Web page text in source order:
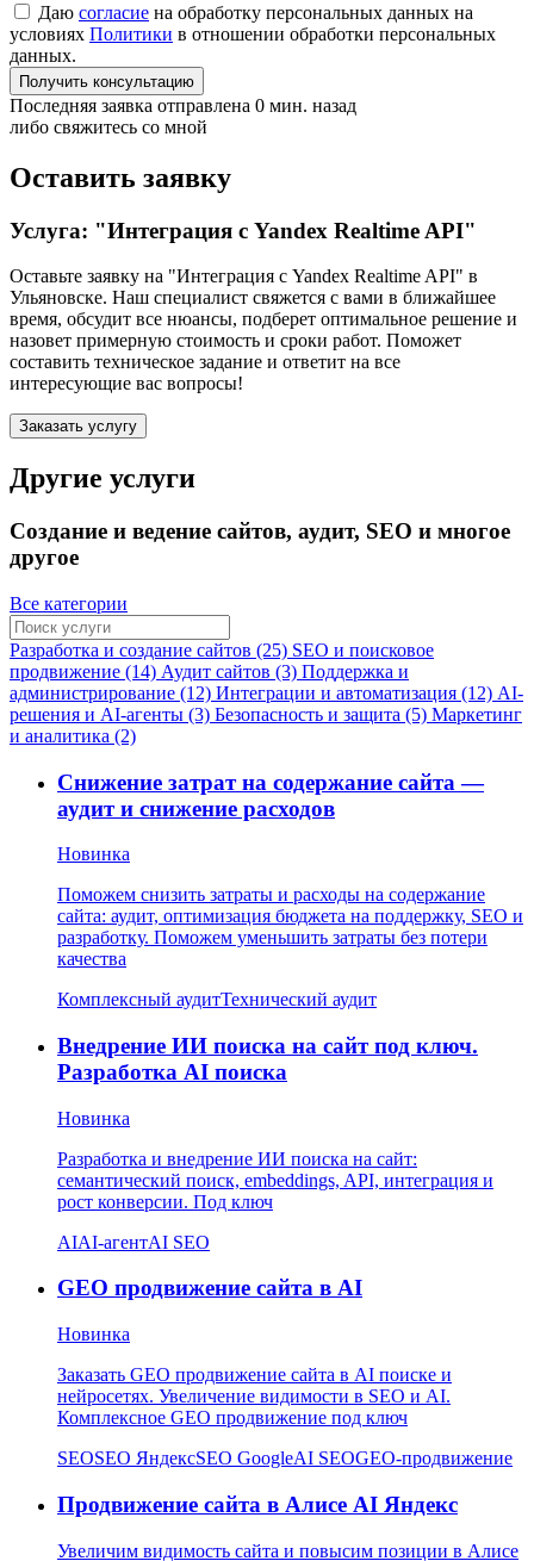
Даю согласие на обработку персональных данных на
условиях Политики в отношении обработки персональных
данных.
Получить консультацию
Последняя заявка отправлена 0 мин. назад
либо свяжитесь со мной
Оставить заявку
Услуга: "Интеграция с Yandex Realtime API"
Оставьте заявку на "Интеграция с Yandex Realtime API" в
Ульяновске. Наш специалист свяжется с вами в ближайшее
время, обсудит все нюансы, подберет оптимальное решение и
назовет примерную стоимость и сроки работ. Поможет
составить техническое задание и ответит на все
интересующие вас вопросы!
Заказать услугу
Другие услуги
Создание и ведение сайтов, аудит, SEO и многое
другое
Все категории
Разработка и создание сайтов (25) SEO и поисковое
продвижение (14) Аудит сайтов (3) Поддержка и
администрирование (12) Интеграции и автоматизация (12) AI-
решения и AI-агенты (3) Безопасность и защита (5) Маркетинг
и аналитика (2)
Снижение затрат на содержание сайта —
аудит и снижение расходов
Новинка
Поможем снизить затраты и расходы на содержание
сайта: аудит, оптимизация бюджета на поддержку, SEO и
разработку. Поможем уменьшить затраты без потери
качества
Комплексный аудитТехнический аудит
Внедрение ИИ поиска на сайт под ключ.
Разработка AI поиска
Новинка
Разработка и внедрение ИИ поиска на сайт:
семантический поиск, embeddings, API, интеграция и
рост конверсии. Под ключ
AIAI-агентAI SEO
GEO продвижение сайта в AI
Новинка
Заказать GEO продвижение сайта в AI поиске и
нейросетях. Увеличение видимости в SEO и AI.
Комплексное GEO продвижение под ключ
SEOSEO ЯндексSEO GoogleAI SEOGEO-продвижение
Продвижение сайта в Алисе AI Яндекс
Увеличим видимость сайта и повысим позиции в Алисе